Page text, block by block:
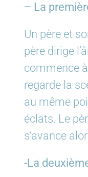
– La
Un père et
père dirige
commence
regarde la
au même
éclats. Le
s’avance
-La